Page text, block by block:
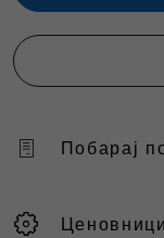
Побарај
Ценовници